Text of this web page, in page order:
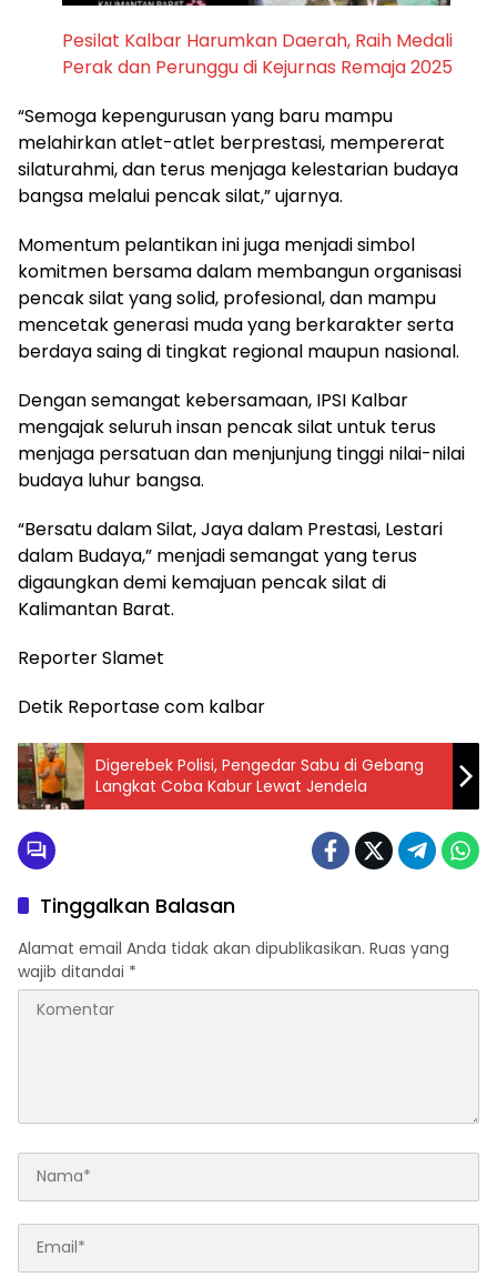
Pesilat Kalbar Harumkan Daerah, Raih Medali
Perak dan Perunggu di Kejurnas Remaja 2025
“Semoga kepengurusan yang baru mampu
melahirkan atlet-atlet berprestasi, mempererat
silaturahmi, dan terus menjaga kelestarian budaya
bangsa melalui pencak silat,” ujarnya.
Momentum pelantikan ini juga menjadi simbol
komitmen bersama dalam membangun organisasi
pencak silat yang solid, profesional, dan mampu
mencetak generasi muda yang berkarakter serta
berdaya saing di tingkat regional maupun nasional.
Dengan semangat kebersamaan, IPSI Kalbar
mengajak seluruh insan pencak silat untuk terus
menjaga persatuan dan menjunjung tinggi nilai-nilai
budaya luhur bangsa.
“Bersatu dalam Silat, Jaya dalam Prestasi, Lestari
dalam Budaya,” menjadi semangat yang terus
digaungkan demi kemajuan pencak silat di
Kalimantan Barat.
Reporter Slamet
Detik Reportase com kalbar
Digerebek Polisi, Pengedar Sabu di Gebang
Langkat Coba Kabur Lewat Jendela
Tinggalkan Balasan
Alamat email Anda tidak akan dipublikasikan. Ruas yang
wajib ditandai *